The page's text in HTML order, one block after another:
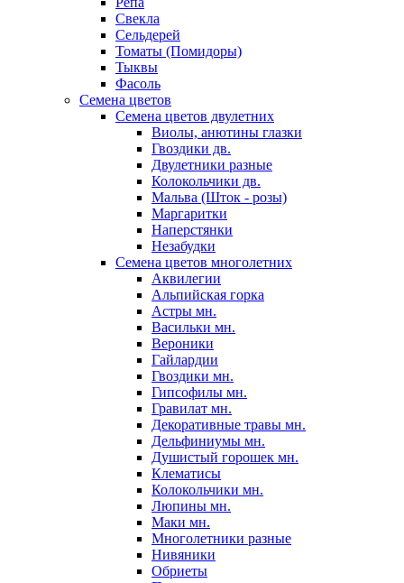
Свекла
Сельдерей
Томаты (Помидоры)
Тыквы
Фасоль
Семена цветов
Семена цветов двулетних
Виолы, анютины глазки
Гвоздики дв.
Двулетники разные
Колокольчики дв.
Мальва (Шток - розы)
Маргаритки
Наперстянки
Незабудки
Семена цветов многолетних
Аквилегии
Альпийская горка
Астры мн.
Васильки мн.
Вероники
Гайлардии
Гвоздики мн.
Гипсофилы мн.
Гравилат мн.
Декоративные травы мн.
Дельфиниумы мн.
Душистый горошек мн.
Клематисы
Колокольчики мн.
Люпины мн.
Маки мн.
Многолетники разные
Нивяники
Обриеты